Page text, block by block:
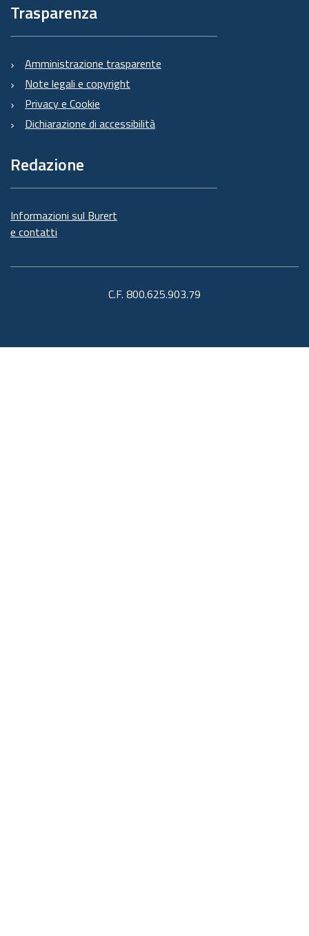
Trasparenza
Amministrazione trasparente
Note legali e copyright
Privacy e Cookie
Dichiarazione di accessibilità
Redazione
Informazioni sul Burert
e contatti
C.F. 800.625.903.79